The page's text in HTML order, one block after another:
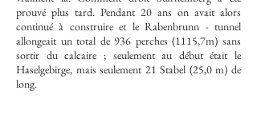
prouvé plus tard. Pendant 20 ans on avait alors
continué à construire et le Rabenbrunn - tunnel
allongeait un total de 936 perches (1115,7m) sans
sortir du calcaire ; seulement au début était le
Haselgebirge, mais seulement 21 Stabel (25,0 m) de
long.